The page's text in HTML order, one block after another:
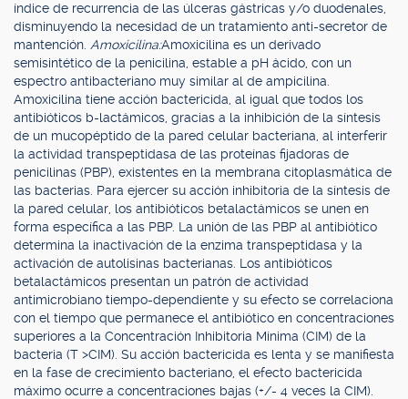
índice de recurrencia de las úlceras gástricas y/o duodenales,
disminuyendo la necesidad de un tratamiento anti-secretor de
mantención. Amoxicilina:Amoxicilina es un derivado
semisintético de la penicilina, estable a pH ácido, con un
espectro antibacteriano muy similar al de ampicilina.
Amoxicilina tiene acción bactericida, al igual que todos los
antibióticos b-lactámicos, gracias a la inhibición de la síntesis
de un mucopéptido de la pared celular bacteriana, al interferir
la actividad transpeptidasa de las proteínas fijadoras de
penicilinas (PBP), existentes en la membrana citoplasmática de
las bacterias. Para ejercer su acción inhibitoria de la síntesis de
la pared celular, los antibióticos betalactámicos se unen en
forma específica a las PBP. La unión de las PBP al antibiótico
determina la inactivación de la enzima transpeptidasa y la
activación de autolisinas bacterianas. Los antibióticos
betalactámicos presentan un patrón de actividad
antimicrobiano tiempo-dependiente y su efecto se correlaciona
con el tiempo que permanece el antibiótico en concentraciones
superiores a la Concentración Inhibitoria Mínima (CIM) de la
bacteria (T >CIM). Su acción bactericida es lenta y se manifiesta
en la fase de crecimiento bacteriano, el efecto bactericida
máximo ocurre a concentraciones bajas (+/- 4 veces la CIM).